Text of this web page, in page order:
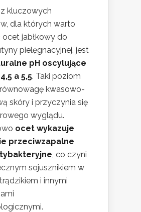
kluczowych
dla których warto
ocet jabłkowy do
pielęgnacyjnej, jest
pH oscylujące
a 5,5. Taki poziom
kwasowo-
skóry i przyczynia się
wyglądu.
ocet wykazuje
przeciwzapalne
, co czyni
sojusznikiem w
i innymi